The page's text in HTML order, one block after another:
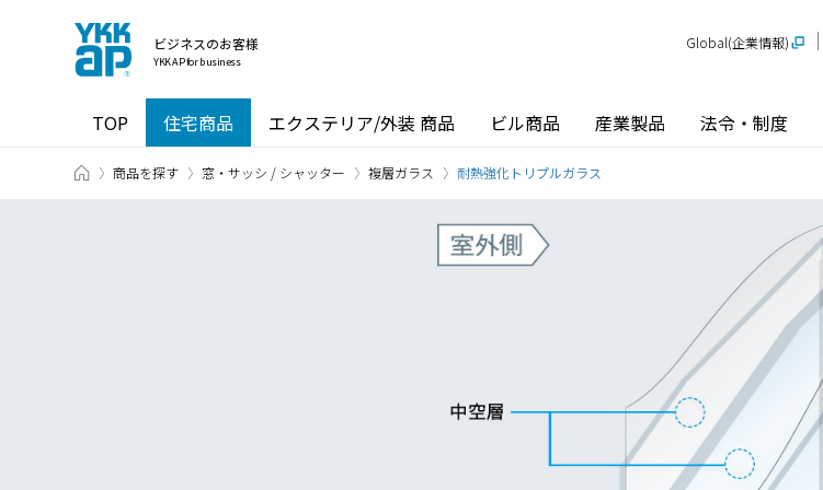
ビジネスのお客様
YKK AP for business
TOP 住宅商品 エクステリア/外装 商品 ビル商品 産業製品 法令・制度
Global(企業情報)
TOP 商品を探す 窓・サッシ / シャッター 複層ガラス 耐熱強化トリプルガラス